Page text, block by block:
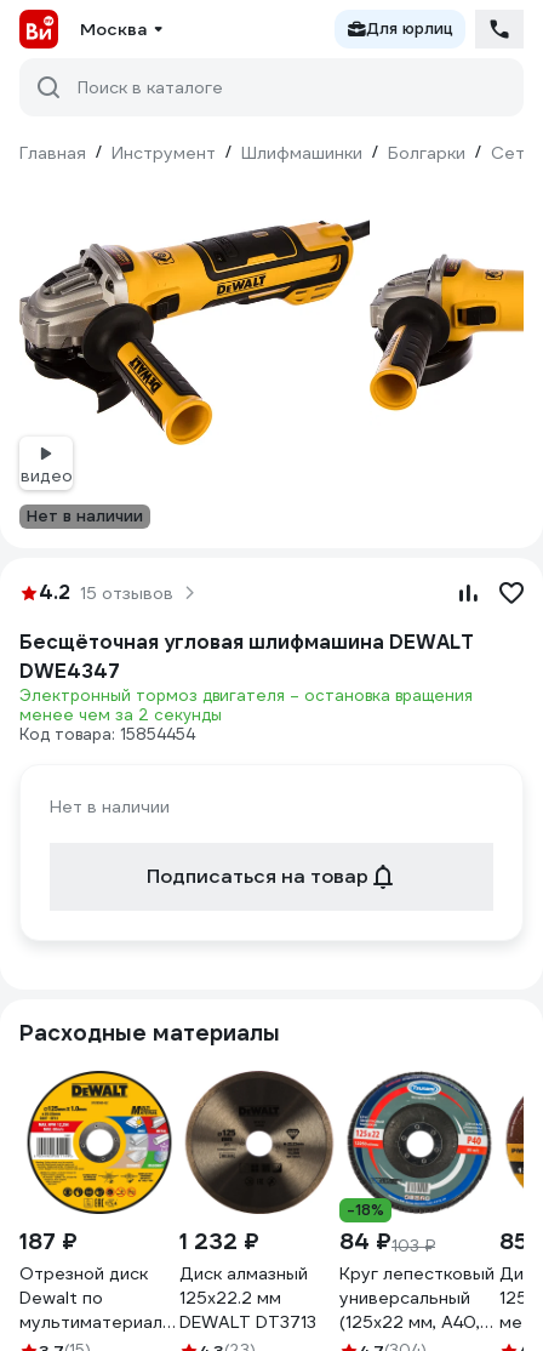
Москва Для юрлиц
Поиск в каталоге
Главная / Инструмент / Шлифмашинки / Болгарки /
видео
Нет в наличии
4.2 15 отзывов
Бесщёточная угловая шлифмашина DEWALT
DWE4347
Электронный тормоз двигателя – остановка вращения
менее чем за 2 секунды
Код товара: 15854454
Нет в наличии
Подписаться на товар
Расходные материалы
187 ₽
Отрезной диск
Dewalt по
мультиматериалу
125x1 мм,
1 232 ₽
Диск алмазный
125х22.2 мм
DEWALT DT3713
-18%
84 ₽103 ₽
Круг лепестковый
универсальный
(125х22 мм, А40,
14А) Tsunami КЛТ1
85